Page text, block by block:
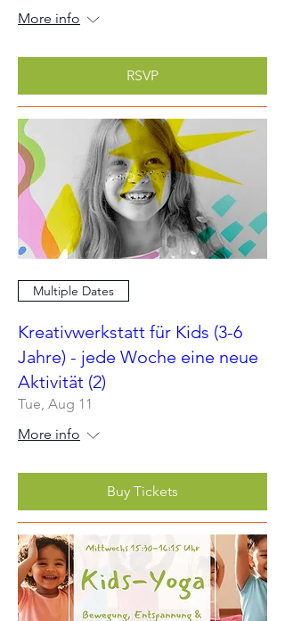
More info
RSVP
Multiple Dates
Kreativwerkstatt für Kids (3-6
Jahre) - jede Woche eine neue
Aktivität (2)
Tue, Aug 11
More info
Buy Tickets